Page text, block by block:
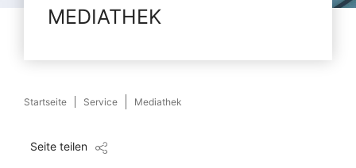
MEDIATHEK
Startseite Service Mediathek
Seite teilen